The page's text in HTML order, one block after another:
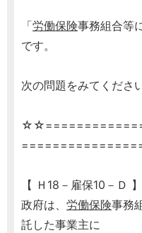
「労働保険事務組合等
です。
次の問題をみてください
【 Ｈ18－雇保10－Ｄ 】
政府は、 労働保険事務
託した事業主に